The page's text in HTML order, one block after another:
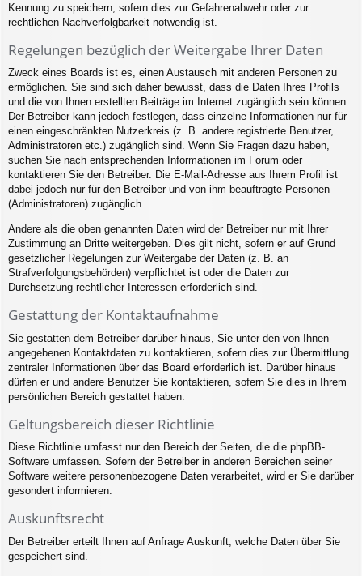
Kennung zu speichern, sofern dies zur Gefahrenabwehr oder zur
rechtlichen Nachverfolgbarkeit notwendig ist.
Regelungen bezüglich der Weitergabe Ihrer Daten
Zweck eines Boards ist es, einen Austausch mit anderen Personen zu
ermöglichen. Sie sind sich daher bewusst, dass die Daten Ihres Profils
und die von Ihnen erstellten Beiträge im Internet zugänglich sein können.
Der Betreiber kann jedoch festlegen, dass einzelne Informationen nur für
einen eingeschränkten Nutzerkreis (z. B. andere registrierte Benutzer,
Administratoren etc.) zugänglich sind. Wenn Sie Fragen dazu haben,
suchen Sie nach entsprechenden Informationen im Forum oder
kontaktieren Sie den Betreiber. Die E-Mail-Adresse aus Ihrem Profil ist
dabei jedoch nur für den Betreiber und von ihm beauftragte Personen
(Administratoren) zugänglich.
Andere als die oben genannten Daten wird der Betreiber nur mit Ihrer
Zustimmung an Dritte weitergeben. Dies gilt nicht, sofern er auf Grund
gesetzlicher Regelungen zur Weitergabe der Daten (z. B. an
Strafverfolgungsbehörden) verpflichtet ist oder die Daten zur
Durchsetzung rechtlicher Interessen erforderlich sind.
Gestattung der Kontaktaufnahme
Sie gestatten dem Betreiber darüber hinaus, Sie unter den von Ihnen
angegebenen Kontaktdaten zu kontaktieren, sofern dies zur Übermittlung
zentraler Informationen über das Board erforderlich ist. Darüber hinaus
dürfen er und andere Benutzer Sie kontaktieren, sofern Sie dies in Ihrem
persönlichen Bereich gestattet haben.
Geltungsbereich dieser Richtlinie
Diese Richtlinie umfasst nur den Bereich der Seiten, die die phpBB-
Software umfassen. Sofern der Betreiber in anderen Bereichen seiner
Software weitere personenbezogene Daten verarbeitet, wird er Sie darüber
gesondert informieren.
Auskunftsrecht
Der Betreiber erteilt Ihnen auf Anfrage Auskunft, welche Daten über Sie
gespeichert sind.